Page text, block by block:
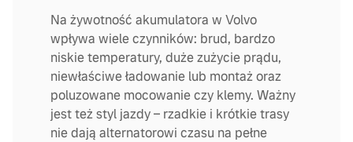
Na żywotność akumulatora w Volvo
wpływa wiele czynników: brud, bardzo
niskie temperatury, duże zużycie prądu,
niewłaściwe ładowanie lub montaż oraz
poluzowane mocowanie czy klemy. Ważny
jest też styl jazdy – rzadkie i krótkie trasy
nie dają alternatorowi czasu na pełne